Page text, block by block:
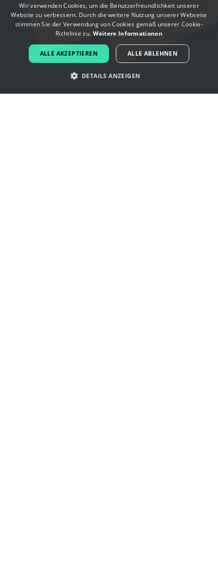
ENGLISH
FRENCH
PORTUGUESE
Wir verwenden Cookies, um die Benutzerfreundlichkeit unserer
Website zu verbessern. Durch die weitere Nutzung unserer Webseite
stimmen Sie der Verwendung von Cookies gemäß unserer Cookie-
Richtlinie zu. Weitere Informationen
ALLE AKZEPTIEREN ALLE ABLEHNEN
DETAILS ANZEIGEN